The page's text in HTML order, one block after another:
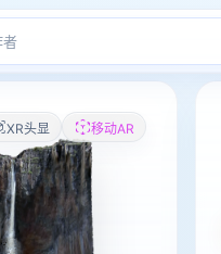
XR头显 移动AR